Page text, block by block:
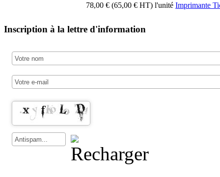
78,00 € (65,00 € HT)l'unité Imprimante
Inscription à la lettre d'information